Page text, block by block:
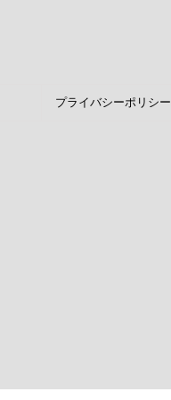
プライバシーポリシー